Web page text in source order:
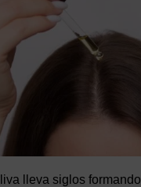
lleva siglos